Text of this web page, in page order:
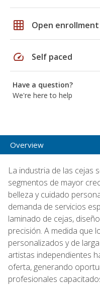
grid_on Open enrollment
speed Self paced
Have a question?
We're here to help
Overview
La industria de las cejas
segmentos de mayor
belleza y cuidado
demanda de servicios
laminado de cejas,
precisión. A medida que
personalizados y de
artistas independientes
oferta, generando
profesionales